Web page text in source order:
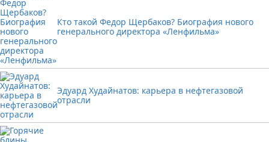
Кто такой Федор Щербаков? Биография нового
генерального директора «Ленфильма»
Эдуард Худайнатов: карьера в нефтегазовой
отрасли